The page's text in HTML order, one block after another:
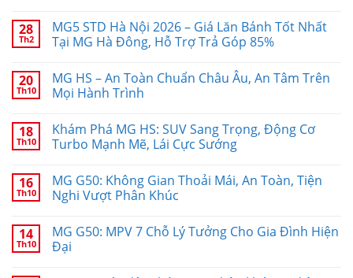
28
Th2
MG5 STD Hà Nội 2026 – Giá Lăn Bánh Tốt Nhất
Tại MG Hà Đông, Hỗ Trợ Trả Góp 85%
20
Th10
MG HS – An Toàn Chuẩn Châu Âu, An Tâm Trên
Mọi Hành Trình
18
Th10
Khám Phá MG HS: SUV Sang Trọng, Động Cơ
Turbo Mạnh Mẽ, Lái Cực Sướng
16
Th10
MG G50: Không Gian Thoải Mái, An Toàn, Tiện
Nghi Vượt Phân Khúc
14
Th10
MG G50: MPV 7 Chỗ Lý Tưởng Cho Gia Đình Hiện
Đại